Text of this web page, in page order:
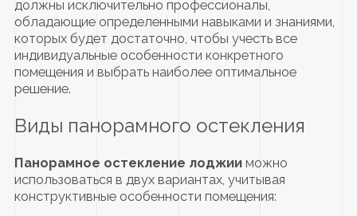
должны исключительно профессионалы,
обладающие определенными навыками и знаниями,
которых будет достаточно, чтобы учесть все
индивидуальные особенности конкретного
помещения и выбрать наиболее оптимальное
решение.
Виды панорамного остекления
Панорамное остекление лоджии можно
использоваться в двух вариантах, учитывая
конструктивные особенности помещения: